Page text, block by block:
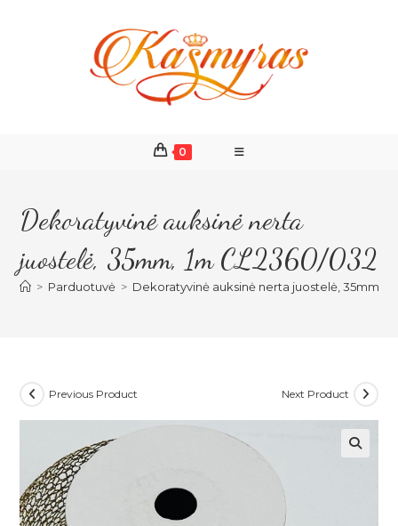
0
Dekoratyvinė auksinė nerta
juostelė, 35mm, 1m CL2360/032
> Parduotuvė > Dekoratyvinė auksinė nerta juostelė, 35mm,
Previous Product Next Product